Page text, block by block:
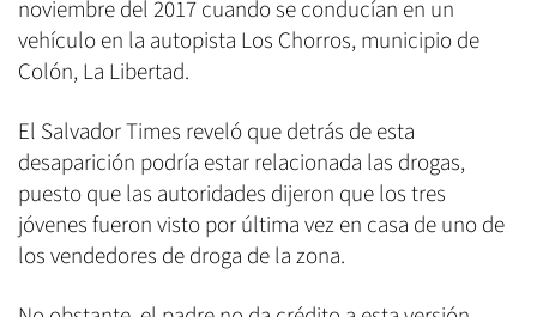
noviembre del 2017 cuando se conducían en un
vehículo en la autopista Los Chorros, municipio de
Colón, La Libertad.
El Salvador Times reveló que detrás de esta
desaparición podría estar relacionada las drogas,
puesto que las autoridades dijeron que los tres
jóvenes fueron visto por última vez en casa de uno de
los vendedores de droga de la zona.